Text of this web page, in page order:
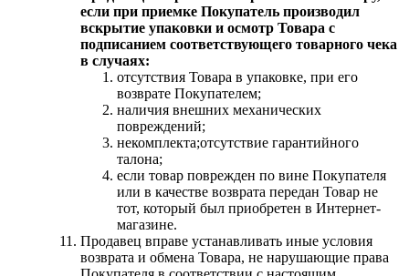
если при приемке Покупатель производил
вскрытие упаковки и осмотр Товара с
подписанием соответствующего товарного чека
в случаях:
отсутствия Товара в упаковке, при его
возврате Покупателем;
наличия внешних механических
повреждений;
некомплекта;отсутствие гарантийного
талона;
если товар поврежден по вине Покупателя
или в качестве возврата передан Товар не
тот, который был приобретен в Интернет-
магазине.
Продавец вправе устанавливать иные условия
возврата и обмена Товара, не нарушающие права